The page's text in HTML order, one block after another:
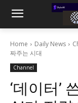
Home Daily News
짜주는 시대
Channel
‘데이터’